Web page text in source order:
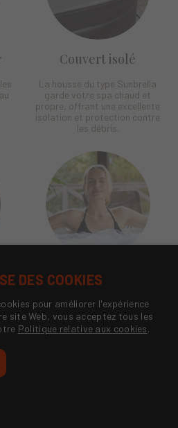
Couvert isolé
La housse du type Sunbrella
garde votre spa chaud et
propre, offrant une excellente
isolation et protection contre
les débris.
Tranquillité d'esprit
Notre garantie complète vous
assure tranquillité d’esprit et
plaisir de votre spa pour les
années à venir.
DES COOKIES
pour améliorer l'expérience
site Web, vous acceptez tous les
Politique relative aux cookies.